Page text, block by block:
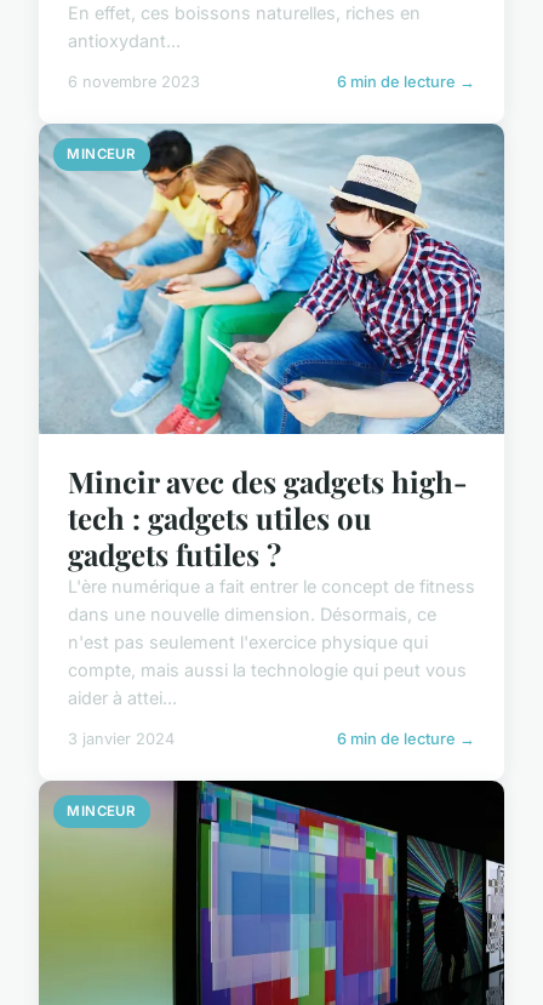
En effet, ces boissons naturelles, riches en
antioxydant...
6 novembre 2023 6 min de lecture →
MINCEUR
Mincir avec des gadgets high-
tech : gadgets utiles ou
gadgets futiles ?
L'ère numérique a fait entrer le concept de fitness
dans une nouvelle dimension. Désormais, ce
n'est pas seulement l'exercice physique qui
compte, mais aussi la technologie qui peut vous
aider à attei...
3 janvier 2024 6 min de lecture →
MINCEUR